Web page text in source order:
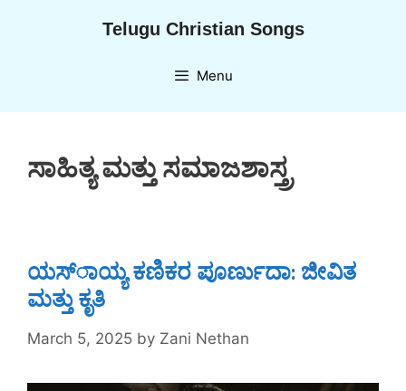
Telugu Christian Songs
Menu
ಸಾಹಿತ್ಯ ಮತ್ತು ಸಮಾಜಶಾಸ್ತ್ರ
ಯಸ್ಾಯ್ಯ ಕಣಿಕರ ಪೂರ್ಣುದಾ: ಜೀವಿತ
ಮತ್ತು ಕೃತಿ
March 5, 2025 by Zani Nethan